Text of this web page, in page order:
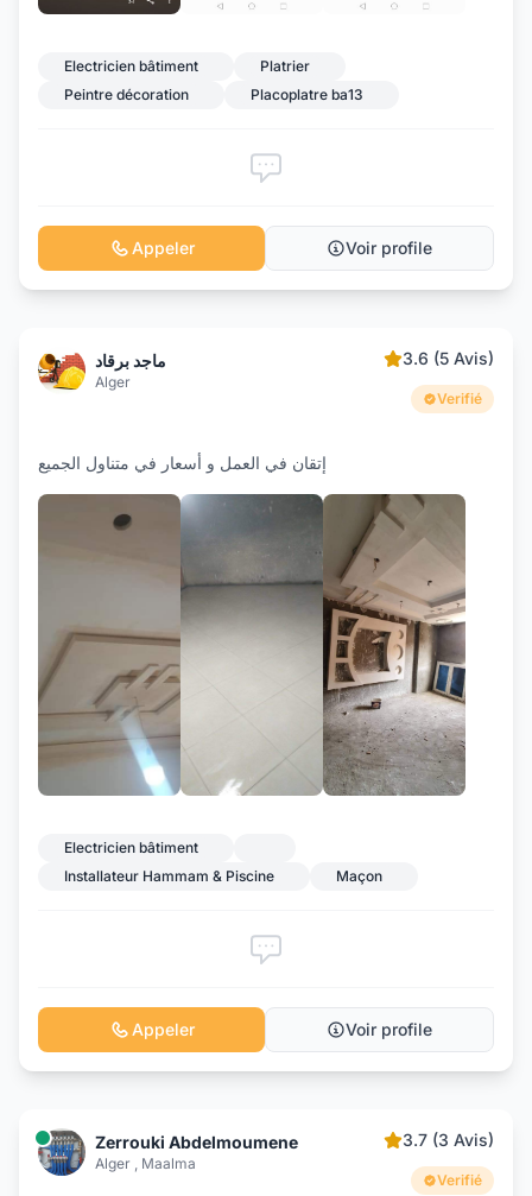
Electricien bâtiment
Platrier
Peintre décoration
Placoplatre ba13
Appeler Voir profile
ماجد برقاد
Alger
3.6 (5 Avis)
Verifié
إتقان في العمل و أسعار في متناول الجميع
Electricien bâtiment
Installateur Hammam & Piscine
Maçon
Appeler Voir profile
Zerrouki Abdelmoumene
Alger , Maalma
3.7 (3 Avis)
Verifié